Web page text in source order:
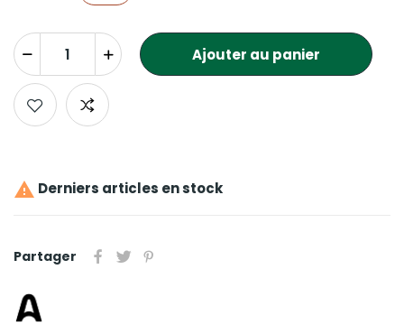
Ajouter au panier
 Derniers articles en stock
Partager